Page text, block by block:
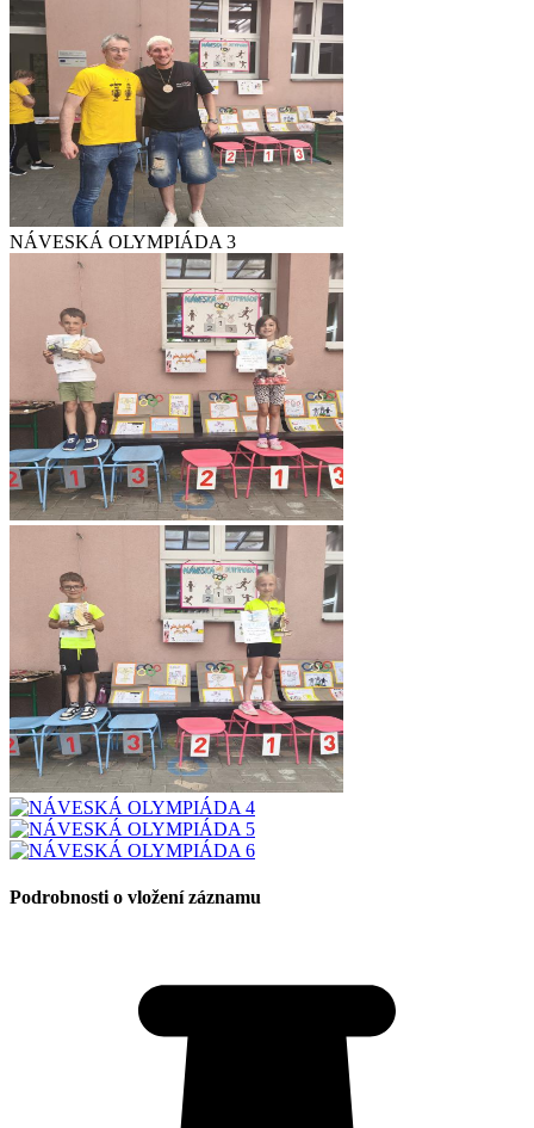
NÁVESKÁ OLYMPIÁDA 3
Podrobnosti o vložení záznamu